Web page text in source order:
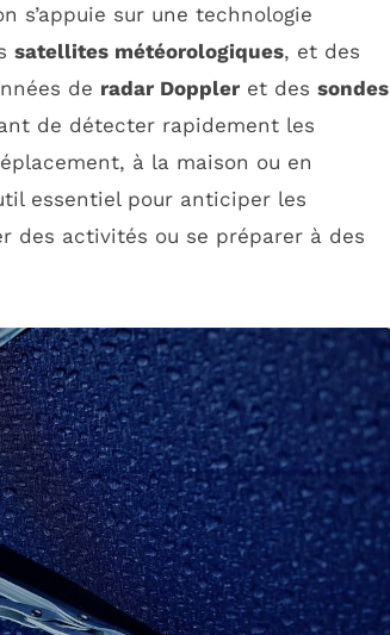
s’appuie sur une technologie
satellites météorologiques, et des
de radar Doppler et des sondes
de détecter rapidement les
à la maison ou en
essentiel pour anticiper les
des activités ou se préparer à des